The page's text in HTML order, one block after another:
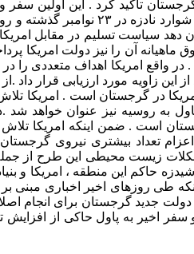
تاکید کرد . این اولین سفر
واقعیت است که بسیاری از محافل
سیاست تسلیم در مقابل
واقع امریکا اهداف متعددی را
زاویه مورد ارزیابی قرار داد
در گرجستان است . امریکا
به روسیه نیز عنوان خواهد شد
است . ضمن اینکه امریکا تلاش
اعزام تعداد بیشتری نیروی
زیست محیطی این طرح از
حاکم این منطقه ، امریکا و
طی روزهای اخیر اخباری مبنی
جدید گرجستان برای انجام
اخیر به پاول حاکی از